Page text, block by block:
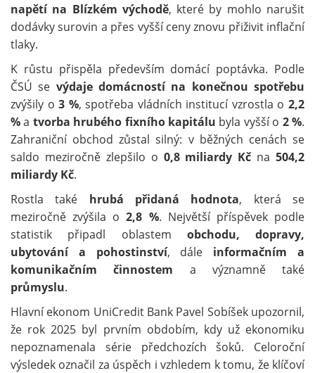
napětí na Blízkém východě, které by mohlo narušit
dodávky surovin a přes vyšší ceny znovu přiživit inflační
tlaky.
K růstu přispěla především domácí poptávka. Podle
ČSÚ se výdaje domácností na konečnou spotřebu
zvýšily o3 %, spotřeba vládních institucí vzrostla o2,2
%a tvorba hrubého fixního kapitálu byla vyšší o 2 %.
Zahraniční obchod zůstal silný: v běžných cenách se
saldo meziročně zlepšilo o 0,8 miliardy Kč na 504,2
miliardy Kč.
Rostla také hrubá přidaná hodnota, která se
meziročně zvýšila o2,8 %. Největší příspěvek podle
statistik připadl oblastem obchodu, dopravy,
ubytování a pohostinství, dále informačním a
komunikačním činnostem a významně také
průmyslu.
Hlavní ekonom UniCredit Bank Pavel Sobíšek upozornil,
že rok 2025 byl prvním obdobím, kdy už ekonomiku
nepoznamenala série předchozích šoků. Celoroční
výsledek označil za úspěch i vzhledem k tomu, že klíčoví